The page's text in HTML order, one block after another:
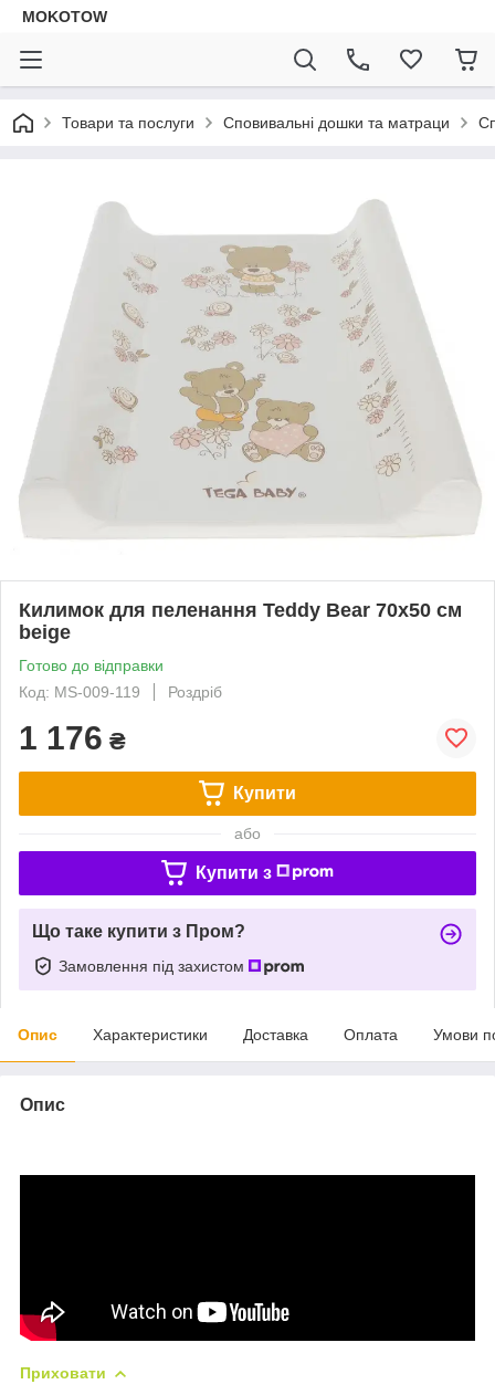
MOKOTOW
Товари та послуги Сповивальні дошки та матраци
Килимок для пеленання Teddy Bear 70x50 см
beige
Готово до відправки
Код: MS-009-119
Роздріб
1 176 ₴
Купити
або
Купити з
Що таке купити з Пром?
Замовлення під захистом
Опис Характеристики Доставка Оплата Умови
Опис
Приховати